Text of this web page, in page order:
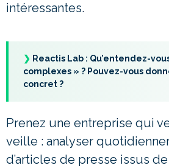
intéressantes.
❯ Reactis Lab : Qu’entendez-
complexes » ? Pouvez-vous
concret ?
Prenez une entreprise qui
veille : analyser
d’articles de presse issus